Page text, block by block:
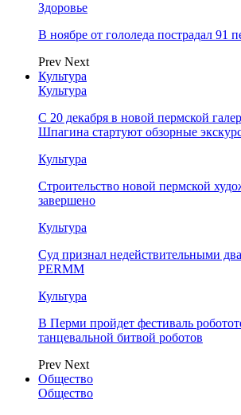
Здоровье
В ноябре от гололеда пострадал 91
Prev Next
Культура
Культура
С 20 декабря в новой пермской
Шпагина стартуют обзорные
Культура
Строительство новой пермской
завершено
Культура
Суд признал недействительными
PERMM
Культура
В Перми пройдет фестиваль
танцевальной битвой роботов
Prev Next
Общество
Общество